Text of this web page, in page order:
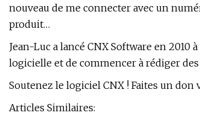
nouveau de me connecter avec un
produit…
Jean-Luc a lancé CNX Software en
logicielle et de commencer à rédiger
Soutenez le logiciel CNX ! Faites un
Articles Similaires: